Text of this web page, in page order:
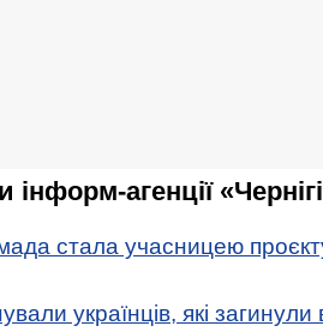
інформ-агенції
стала учасницею
українців, які загинули